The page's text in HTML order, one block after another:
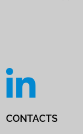
CONTACTS